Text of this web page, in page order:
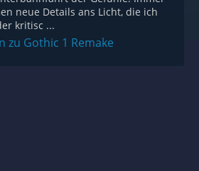
neue Details ans Licht, die ich
kritisc ...
zu Gothic 1 Remake